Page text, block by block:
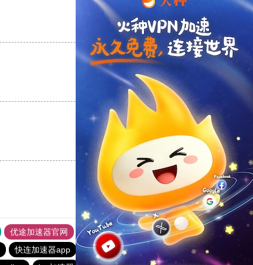
支持[0] 反对
支持
支持 反对 [0]
优途加速器官网 风驰加速器 旋风加速器
八戒看书
快连加速器app ios加速器 旋风加速度器
ios加速器